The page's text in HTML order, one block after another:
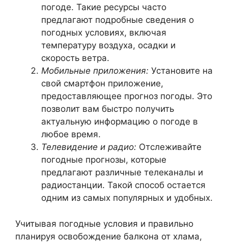
погоде. Такие ресурсы часто
предлагают подробные сведения о
погодных условиях, включая
температуру воздуха, осадки и
скорость ветра.
Мобильные приложения: Установите на
свой смартфон приложение,
предоставляющее прогноз погоды. Это
позволит вам быстро получить
актуальную информацию о погоде в
любое время.
Телевидение и радио: Отслеживайте
погодные прогнозы, которые
предлагают различные телеканалы и
радиостанции. Такой способ остается
одним из самых популярных и удобных.
Учитывая погодные условия и правильно
планируя освобождение балкона от хлама,